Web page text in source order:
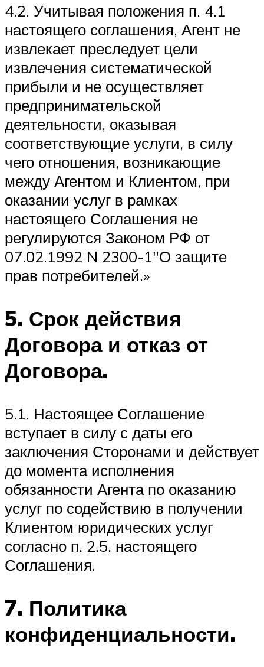
4.2. Учитывая положения п. 4.1
настоящего соглашения, Агент не
извлекает преследует цели
извлечения систематической
прибыли и не осуществляет
предпринимательской
деятельности, оказывая
соответствующие услуги, в силу
чего отношения, возникающие
между Агентом и Клиентом, при
оказании услуг в рамках
настоящего Соглашения не
регулируются Законом РФ от
07.02.1992 N 2300-1″О защите
прав потребителей.»
5. Срок действия
Договора и отказ от
Договора.
5.1. Настоящее Соглашение
вступает в силу с даты его
заключения Сторонами и действует
до момента исполнения
обязанности Агента по оказанию
услуг по содействию в получении
Клиентом юридических услуг
согласно п. 2.5. настоящего
Соглашения.
7. Политика
конфиденциальности.